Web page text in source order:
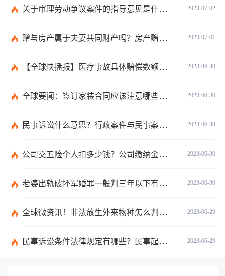
2023-07-02
关于审理劳动争议案件的指导意见是什么？法院审理劳动争议案件的条件是什么？
2023-07-01
赠与房产属于夫妻共同财产吗？房产赠与和过户哪个划算？
2023-06-30
【全球快播报】医疗事故具体赔偿数额是多少？医疗事故技术鉴定有什么重要性？
2023-06-30
全球要闻：签订家装合同应该注意哪些事项？签订家装合同需要房屋所有人签订吗？
2023-06-30
民事诉讼什么意思？行政案件与民事案件区别在哪？_世界通讯
2023-06-30
公司交五险个人扣多少钱？公司缴纳金额的算法是什么？|每日短讯
2023-06-30
老婆出轨破坏军婚罪一般判三年以下有期徒刑吗？
2023-06-29
全球微资讯！非法放生外来物种怎么判？放生归哪个部门管？
2023-06-29
民事诉讼条件法律规定有哪些？民事起诉的流程的是怎样的？